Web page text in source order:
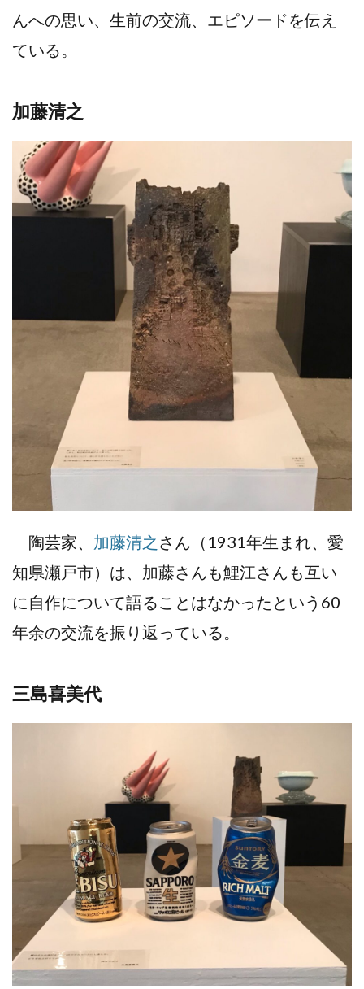
んへの思い、生前の交流、エピソードを伝え
ている。
加藤清之
陶芸家、 加藤清之 さん（1931年生まれ、愛
知県瀬戸市）は、加藤さんも鯉江さんも互い
に自作について語ることはなかったという60
年余の交流を振り返っている。
三島喜美代